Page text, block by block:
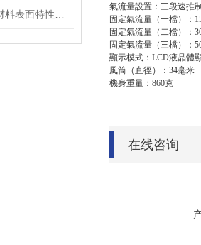
氣流量設置：三段速推
固定氣流量（一檔）：
固定氣流量（二檔）：
固定氣流量（三檔）：
顯示模式：LCD液晶體
風筒（直徑）：34毫米
機身重量：860克
在线咨询